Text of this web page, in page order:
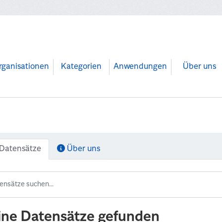
Kategorien Anwendungen Über uns
Über uns
Datensätze gefunden